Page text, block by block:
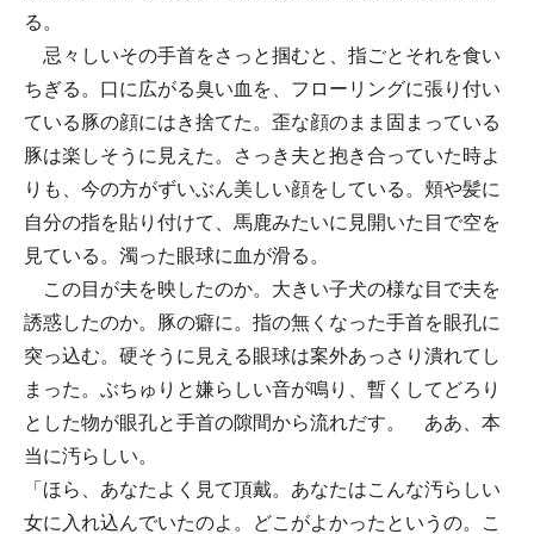
る。
忌々しいその手首をさっと掴むと、指ごとそれを食い
ちぎる。口に広がる臭い血を、フローリングに張り付い
ている豚の顔にはき捨てた。歪な顔のまま固まっている
豚は楽しそうに見えた。さっき夫と抱き合っていた時よ
りも、今の方がずいぶん美しい顔をしている。頬や髪に
自分の指を貼り付けて、馬鹿みたいに見開いた目で空を
見ている。濁った眼球に血が滑る。
この目が夫を映したのか。大きい子犬の様な目で夫を
誘惑したのか。豚の癖に。指の無くなった手首を眼孔に
突っ込む。硬そうに見える眼球は案外あっさり潰れてし
まった。ぶちゅりと嫌らしい音が鳴り、暫くしてどろり
とした物が眼孔と手首の隙間から流れだす。 ああ、本
当に汚らしい。
「ほら、あなたよく見て頂戴。あなたはこんな汚らしい
女に入れ込んでいたのよ。どこがよかったというの。こ